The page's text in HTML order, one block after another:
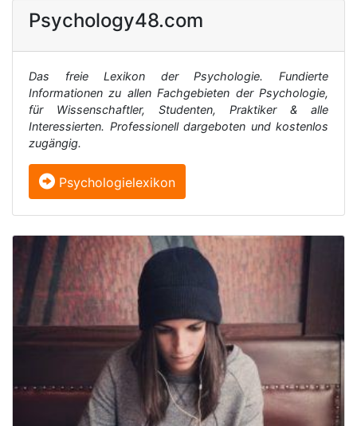
Psychology48.com
Das freie Lexikon der Psychologie. Fundierte
Informationen zu allen Fachgebieten der Psychologie,
für Wissenschaftler, Studenten, Praktiker & alle
Interessierten. Professionell dargeboten und kostenlos
zugängig.
Psychologielexikon